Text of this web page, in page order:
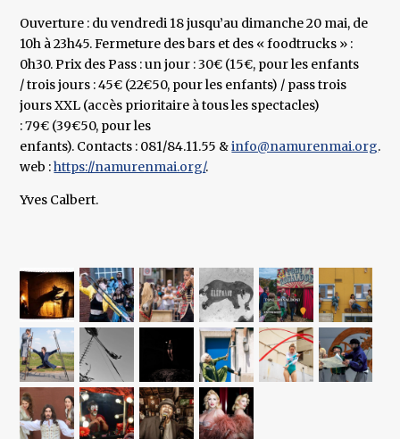
Ouverture : du vendredi 18 jusqu’au dimanche 20 mai, de
10h à 23h45. Fermeture des bars et des « foodtrucks » :
0h30. Prix des Pass : un jour : 30€ (15€, pour les enfants
/ trois jours : 45€ (22€50, pour les enfants) / pass trois
jours XXL (accès prioritaire à tous les spectacles)
: 79€ (39€50, pour les
enfants). Contacts : 081/84.11.55 &info@namurenmai.org.
web :https://namurenmai.org/.
Yves Calbert.